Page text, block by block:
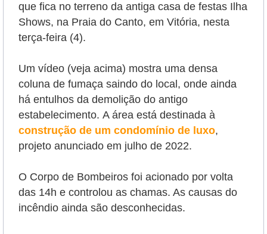
que fica no terreno da antiga casa de festas Ilha
Shows, na Praia do Canto, em Vitória, nesta
terça-feira (4).
Um vídeo (veja acima) mostra uma densa
coluna de fumaça saindo do local, onde ainda
há entulhos da demolição do antigo
estabelecimento. A área está destinada à
construção de um condomínio de luxo,
projeto anunciado em julho de 2022.
O Corpo de Bombeiros foi acionado por volta
das 14h e controlou as chamas. As causas do
incêndio ainda são desconhecidas.